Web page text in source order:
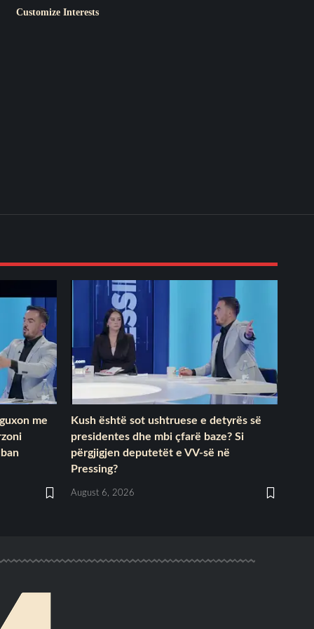
Customize Interests
me
Kush është sot ushtruese e detyrës së
presidentes dhe mbi çfarë baze? Si
përgjigjen deputetët e VV-së në
Pressing?
August 6, 2026